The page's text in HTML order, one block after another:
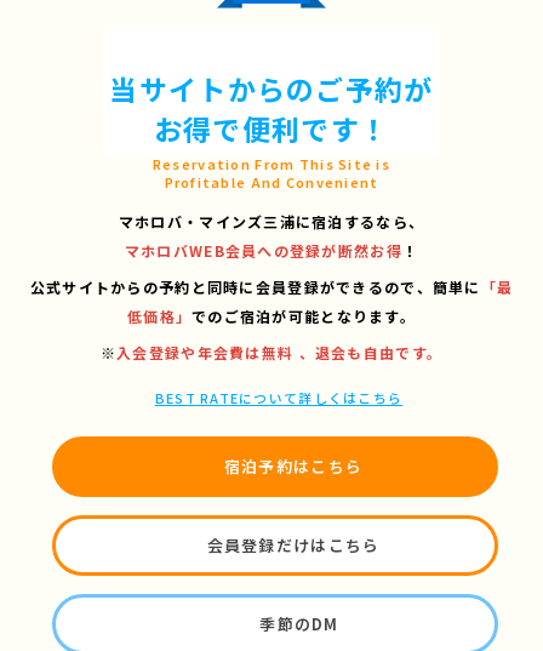
当サイトからのご予約が
お得で便利です！
Reservation From This Site is
Profitable And Convenient
マホロバ・マインズ三浦に宿泊するなら、
マホロバWEB会員への登録が断然お得 ！
公式サイトからの予約と同時に会員登録ができるので、 簡単に 「最
低価格」でのご宿泊が可能となります。
※ 入会登録や年会費は無料 、退会も自由です。
BEST RATEについて詳しくはこちら
宿泊予約はこちら
会員登録だけはこちら
季節のDM